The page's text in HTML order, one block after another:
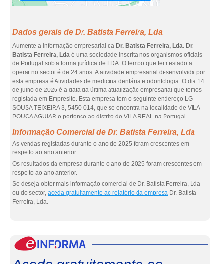
Dados gerais de Dr. Batista Ferreira, Lda
Aumente a informação empresarial da Dr. Batista Ferreira, Lda. Dr.
Batista Ferreira, Lda é uma sociedade inscrita nos organismos oficiais
de Portugal sob a forma jurídica de LDA. O tempo que tem estado a
operar no sector é de 24 anos. A atividade empresarial desenvolvida por
esta empresa é Atividades de medicina dentária e odontologia. O dia 14
de julho de 2026 é a data da última atualização empresarial que temos
registada em Empresite. Esta empresa tem o seguinte endereço LG
SOUSA TEIXEIRA 3, 5450-014, que se encontra na localidade de VILA
POUCA AGUIAR e pertence ao distrito de VILA REAL na Portugal.
Informação Comercial de Dr. Batista Ferreira, Lda
As vendas registadas durante o ano de 2025 foram crescentes em
respeito ao ano anterior.
Os resultados da empresa durante o ano de 2025 foram crescentes em
respeito ao ano anterior.
Se deseja obter mais informação comercial de Dr. Batista Ferreira, Lda
ou do sector, aceda gratuitamente ao relatório da empresa Dr. Batista
Ferreira, Lda.